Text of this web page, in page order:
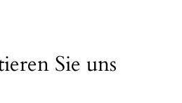
Sie uns